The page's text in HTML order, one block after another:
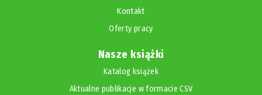
Kontakt
Oferty pracy
Nasze książki
Katalog książek
Aktualne publikacje w formacie CSV